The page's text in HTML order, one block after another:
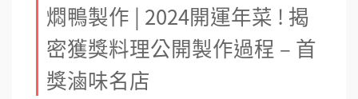
燜鴨製作 | 2024開運年菜 ! 揭
密獲獎料理公開製作過程 – 首
獎滷味名店